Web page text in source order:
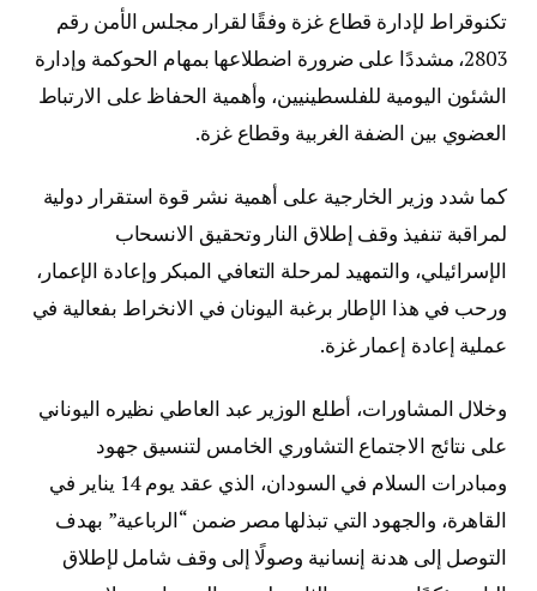
تكنوقراط لإدارة قطاع غزة وفقًا لقرار مجلس الأمن رقم
2803، مشددًا على ضرورة اضطلاعها بمهام الحوكمة وإدارة
الشئون اليومية للفلسطينيين، وأهمية الحفاظ على الارتباط
العضوي بين الضفة الغربية وقطاع غزة.
كما شدد وزير الخارجية على أهمية نشر قوة استقرار دولية
لمراقبة تنفيذ وقف إطلاق النار وتحقيق الانسحاب
الإسرائيلي، والتمهيد لمرحلة التعافي المبكر وإعادة الإعمار،
ورحب في هذا الإطار برغبة اليونان في الانخراط بفعالية في
عملية إعادة إعمار غزة.
وخلال المشاورات، أطلع الوزير عبد العاطي نظيره اليوناني
على نتائج الاجتماع التشاوري الخامس لتنسيق جهود
ومبادرات السلام في السودان، الذي عقد يوم 14 يناير في
القاهرة، والجهود التي تبذلها مصر ضمن “الرباعية” بهدف
التوصل إلى هدنة إنسانية وصولًا إلى وقف شامل لإطلاق